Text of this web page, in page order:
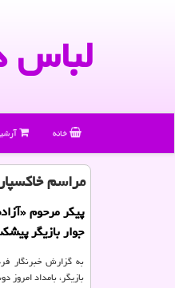
لباس
خانه
مراسم
پیکر مرحوم
جوار بازیگر
به گزارش خبرنگار
بازیگر، بامداد امروز دوشنبه ۹ فروردین